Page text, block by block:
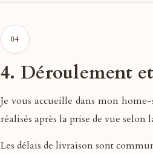
4. Déroulement
Je vous accueille dans mon
réalisés après la prise de vue selon
Les délais de livraison sont